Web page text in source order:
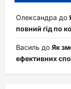
Олександра до
повний гід по
Василь до Як
ефективних